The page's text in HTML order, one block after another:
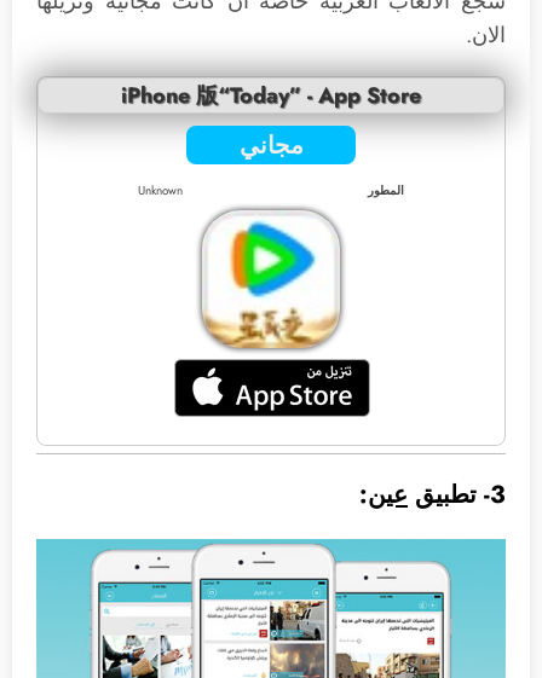
الان.
iPhone 版“Today” - App Store
مجاني
المطور Unknown
3- تطبيق عين: